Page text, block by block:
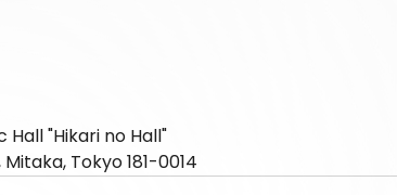
Hall "Hikari no Hall"
Tokyo 181-0014